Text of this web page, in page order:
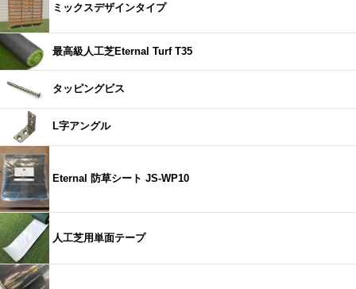
ミックスデザインタイプ
最高級人工芝Eternal Turf T35
タッピングビス
L字アングル
Eternal 防草シート JS-WP10
人工芝用単面テープ